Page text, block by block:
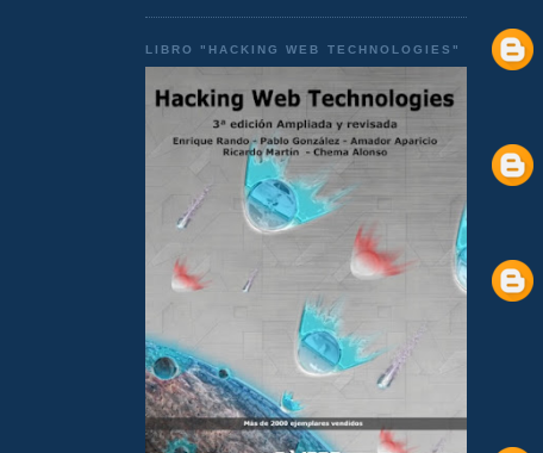
LIBRO "HACKING WEB TECHNOLOGIES"